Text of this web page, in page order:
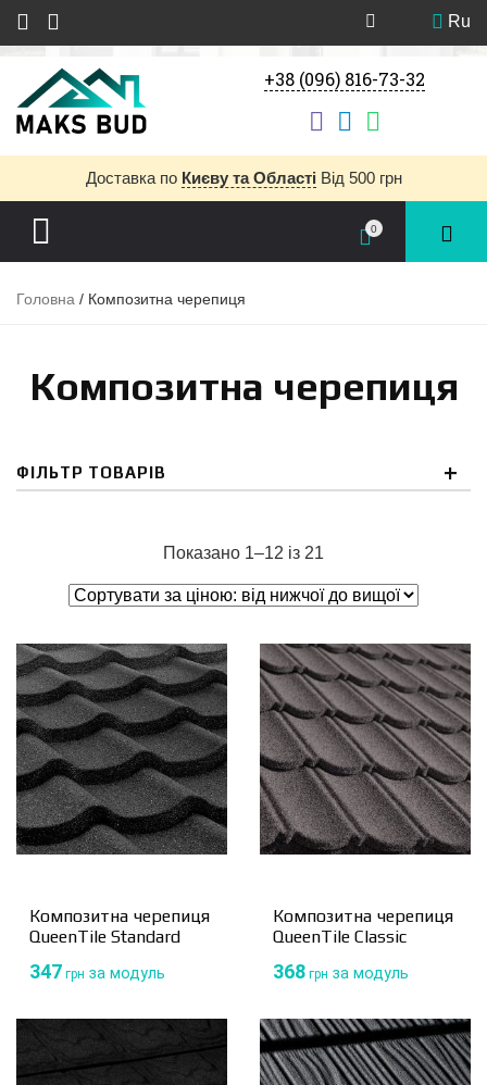
Ru
+38 (096) 816-73-32
Доставка по Києву та Області Від 500 грн
0
Головна / Композитна черепиця
Композитна черепиця
ФІЛЬТР ТОВАРІВ
Показано 1–12 із 21
Композитна черепиця
QueenTile Standard
347 грн за модуль
Композитна черепиця
QueenTile Classic
368 грн за модуль